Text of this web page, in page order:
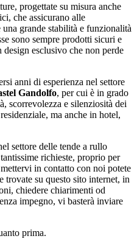
progettate su misura anche
che assicurano alle
grande stabilità e funzionalità
sono sempre prodotti sicuri e
esclusivo che non perde
anni di esperienza nel settore
Gandolfo, per cui è in grado
scorrevolezza e silenziosità dei
ma anche in hotel,
settore delle tende a rullo
richieste, proprio per
in contatto con noi potete
trovate su questo sito internet, in
chiedere chiarimenti od
impegno, vi basterà inviare
prima.